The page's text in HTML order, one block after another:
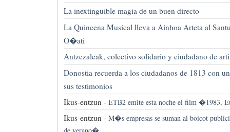
La inextinguible magia de un buen directo
La Quincena Musical lleva a Ainhoa Arteta al
O�ati
Antzezaleak, colectivo solidario y ciudadano de
Donostia recuerda a los ciudadanos de 1813 con
sus testimonios
Ikus-entzun - ETB2 emite esta noche el film �1983,
Ikus-entzun - M�s empresas se suman al boicot
de verano�